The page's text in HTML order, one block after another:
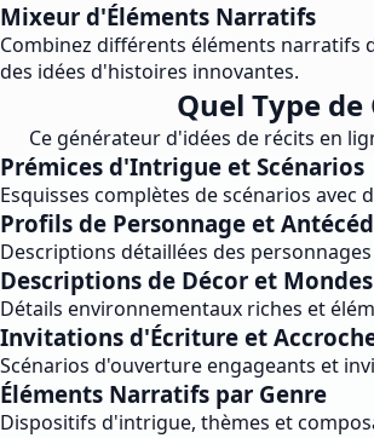
Mixeur d'Éléments Narratifs
Combinez différents éléments narratifs
des idées d'histoires innovantes.
Quel Type
Ce générateur d'idées de récits en
Prémices d'Intrigue et Scénarios
Esquisses complètes de scénarios
Profils de Personnage et
Descriptions détaillées des
Descriptions de Décor et Mondes
Détails environnementaux riches et
Invitations d'Écriture et
Scénarios d'ouverture engageants et
Éléments Narratifs par Genre
Dispositifs d'intrigue, thèmes et